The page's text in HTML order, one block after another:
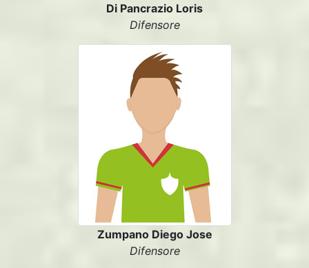
Di Pancrazio Loris
Difensore
Zumpano Diego Jose
Difensore